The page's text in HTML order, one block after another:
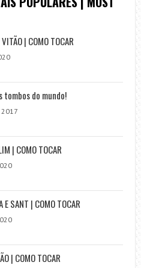
| COMO TOCAR
tombos do mundo!
| COMO TOCAR
E SANT | COMO TOCAR
| COMO TOCAR